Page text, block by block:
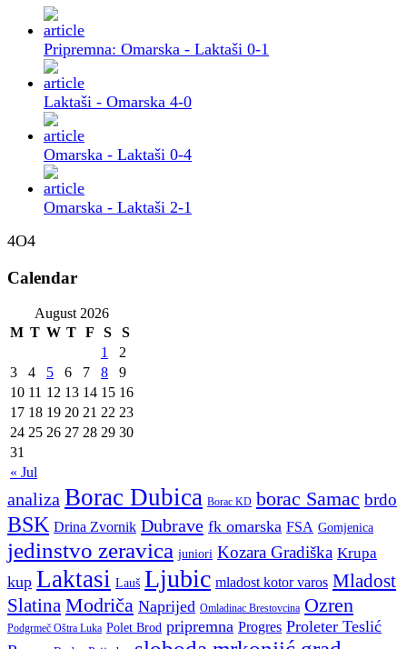
Pripremna: Omarska - Laktaši 0-1
Laktaši - Omarska 4-0
Omarska - Laktaši 0-4
Omarska - Laktaši 2-1
4O4
Calendar
August 2026
M T W T F S S
« Jul
1
2
3
4 5 6 7 8
9
10 11 12 13 14 15 16
17 18 19 20 21 22 23
24 25 26 27 28 29 30
31
analiza Borac Dubica Borac KD borac Samac brdo
BSK Drina Zvornik Dubrave fk omarska FSA Gomjenica
jedinstvo zeravica juniori Kozara Gradiška Krupa
kup Laktasi Lauš Ljubic mladost kotor varos Mladost
Slatina Modriča Naprijed Omladinac Brestovcina Ozren
Podgrmeč Oštra Luka Polet Brod pripremna Progres Proleter Teslić